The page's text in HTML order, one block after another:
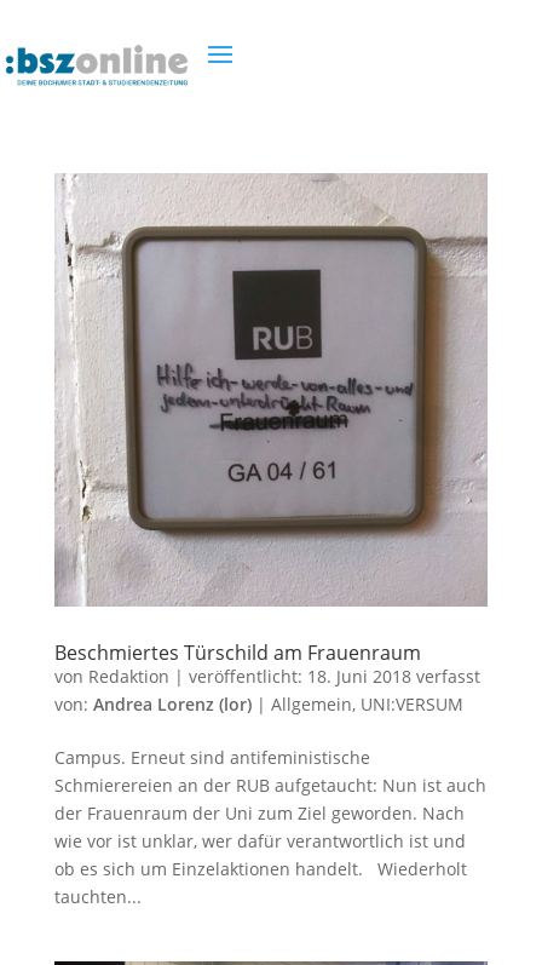
Beschmiertes Türschild am Frauenraum
von Redaktion | veröffentlicht: 18. Juni 2018verfasst
von: Andrea Lorenz (lor)| Allgemein, UNI:VERSUM
Campus. Erneut sind antifeministische
Schmierereien an der RUB aufgetaucht: Nun ist auch
der Frauenraum der Uni zum Ziel geworden. Nach
wie vor ist unklar, wer dafür verantwortlich ist und
ob es sich um Einzelaktionen handelt. Wiederholt
tauchten...